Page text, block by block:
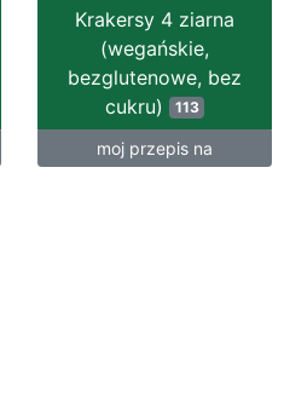
Krakersy 4 ziarna
(wegańskie,
bezglutenowe, bez
cukru)
113
moj przepis na